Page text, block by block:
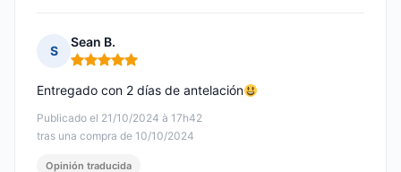
S
Sean B.
Nota: 5 de 5
Publicado el 21/10/2024 à 17h42
tras una compra de 10/10/2024
Entregado con 2 días de antelación
Opinión traducida